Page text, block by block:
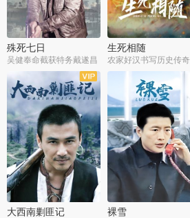
殊死七日
吴健奉命截获特务戴遂昌
生死相随
农家好汉书写历史传奇
大西南剿匪记
全21集
裸雪